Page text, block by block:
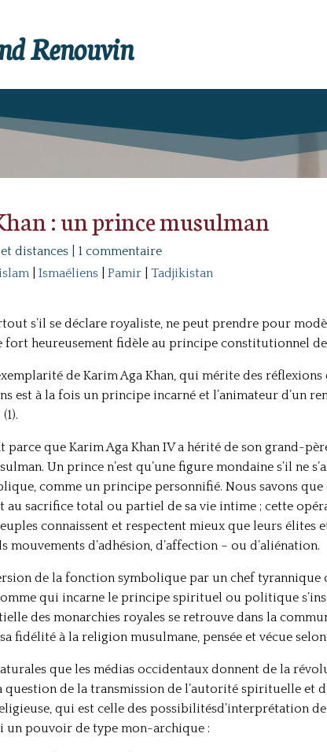
Renouvin
: un prince musulman
distances| 1 commentaire
islam| Ismaéliens| Pamir| Tadjikistan
s’il se déclare royaliste, ne peut prendre pour
fort heureusement fidèle au principe constitutionnel
de Karim Aga Khan, qui mérite des
est à la fois un principe incarné et l’animateur d’un
parce que Karim Aga Khan IV a hérité de son grand-
Un prince n’est qu’une figure mondaine s’il ne
comme un principe personnifié. Nous savons
au sacrifice total ou partiel de sa vie intime ; cette
connaissent et respectent mieux que leurs
mouvements d’adhésion, d’affection – ou d’aliénation.
de la fonction symbolique par un chef
qui incarne le principe spirituel ou politique
des monarchies royales se retrouve dans la
fidélité à la religion musulmane, pensée et vécue
que les médias occidentaux donnent de la
question de la transmission de l’autorité spirituelle
qui est celle des possibilitésd’interprétation
un pouvoir de type mon-archique :